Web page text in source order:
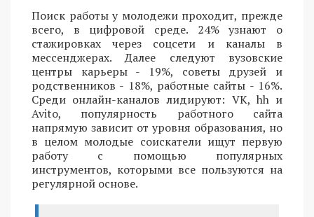
Поиск работы у молодежи проходит, прежде
всего, в цифровой среде. 24% узнают о
стажировках через соцсети и каналы в
мессенджерах. Далее следуют вузовские
центры карьеры - 19%, советы друзей и
родственников - 18%, работные сайты - 16%.
Среди онлайн-каналов лидируют: VK, hh и
Avito, популярность работного сайта
напрямую зависит от уровня образования, но
в целом молодые соискатели ищут первую
работу с помощью популярных
инструментов, которыми все пользуются на
регулярной основе.